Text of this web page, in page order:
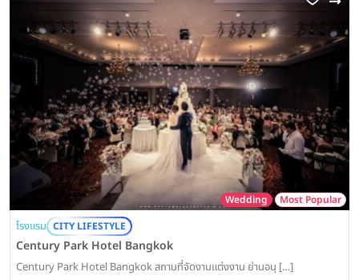
Wedding Most Popular
โรงแรม CITY LIFESTYLE
Century Park Hotel Bangkok
Century Park Hotel Bangkok สถานที่จัดงานแต่งงาน ย่านอนุ […]